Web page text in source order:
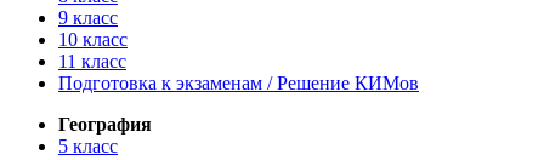
9 класс
10 класс
11 класс
Подготовка к экзаменам / Решение КИМов
География
5 класс